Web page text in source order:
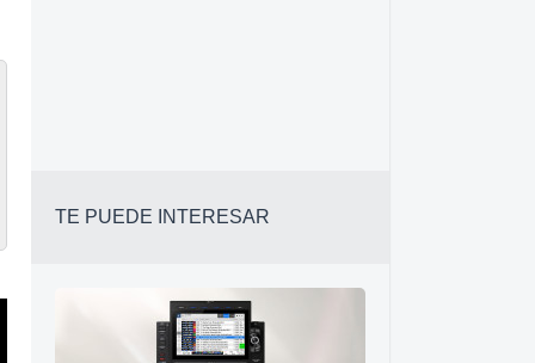
TE PUEDE INTERESAR